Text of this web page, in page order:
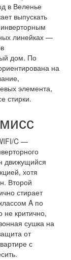
в Веленье
выпускать
линейках —
дом. По
на
элемента,
стирки.
C —
движущийся
хотя
Второй
стирает
A по
не критично,
сушка на
от
с